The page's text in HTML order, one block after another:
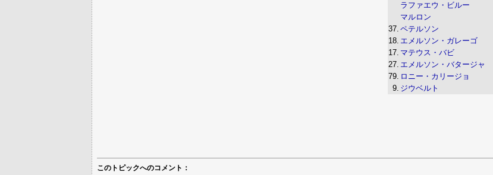
ラファエウ・ビルー
マルロン
37. ペテルソン
18. エメルソン・ガレーゴ
17. マテウス・バビ
27. エメルソン・バタージャ
79. ロニー・カリージョ
9. ジウベルト
このトピックへのコメント：